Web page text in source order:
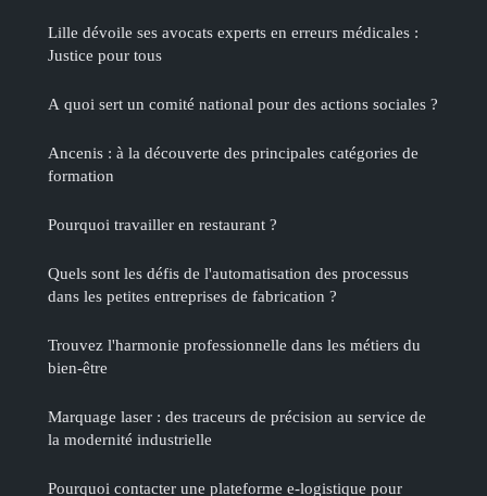
Lille dévoile ses avocats experts en erreurs médicales :
Justice pour tous
A quoi sert un comité national pour des actions sociales ?
Ancenis : à la découverte des principales catégories de
formation
Pourquoi travailler en restaurant ?
Quels sont les défis de l'automatisation des processus
dans les petites entreprises de fabrication ?
Trouvez l'harmonie professionnelle dans les métiers du
bien-être
Marquage laser : des traceurs de précision au service de
la modernité industrielle
Pourquoi contacter une plateforme e-logistique pour